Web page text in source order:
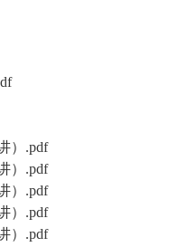
）.pdf
）.pdf
）.pdf
）.pdf
）.pdf